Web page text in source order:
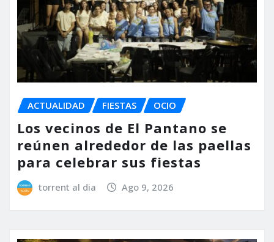
ACTUALIDAD FIESTAS OCIO
Los vecinos de El Pantano se
reúnen alrededor de las paellas
para celebrar sus fiestas
torrent al dia Ago 9, 2026